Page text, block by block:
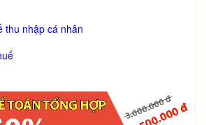
thu nhập cá nhân